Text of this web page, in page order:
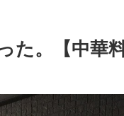
た。【中華